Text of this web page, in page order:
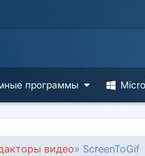
программы
видео» ScreenToGif